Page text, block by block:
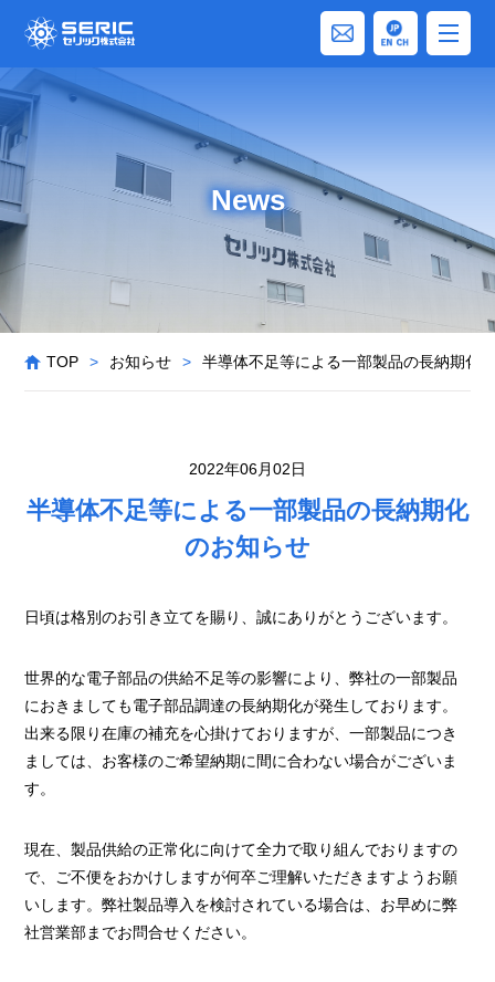
News
TOP > お知らせ > 半導体不足等による一部製品の長納期化
2022年06月02日
半導体不足等による一部製品の長納期化
のお知らせ
日頃は格別のお引き立てを賜り、誠にありがとうございます。
世界的な電子部品の供給不足等の影響により、弊社の一部製品
におきましても電子部品調達の長納期化が発生しております。
出来る限り在庫の補充を心掛けておりますが、一部製品につき
ましては、お客様のご希望納期に間に合わない場合がございま
す。
現在、製品供給の正常化に向けて全力で取り組んでおりますの
で、ご不便をおかけしますが何卒ご理解いただきますようお願
いします。弊社製品導入を検討されている場合は、お早めに弊
社営業部までお問合せください。